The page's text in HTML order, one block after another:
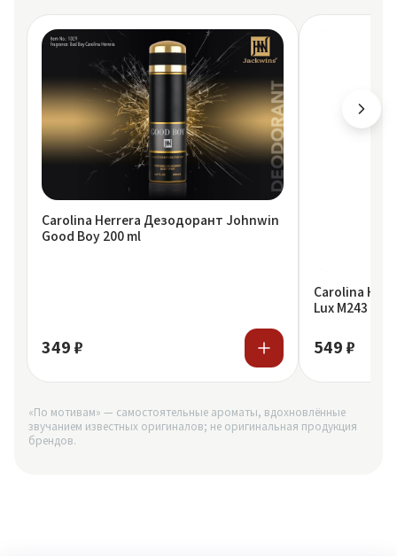
Carolina Herrera Дезодорант Johnwin
Good Boy 200 ml
349 ₽
Carolina
Lux M243
549 ₽
«По мотивам» — самостоятельные ароматы, вдохновлённые
звучанием известных оригиналов; не оригинальная продукция
брендов.